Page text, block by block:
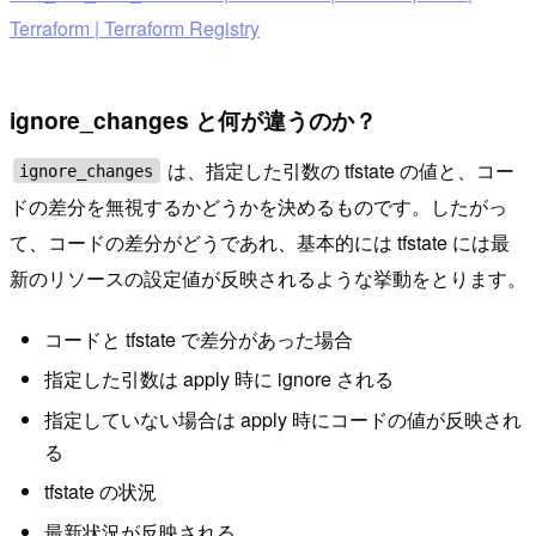
Terraform | Terraform Registry
ignore_changes と何が違うのか？
ignore_changes
は、指定した引数の tfstate の値と、コー
ドの差分を無視するかどうかを決めるものです。したがっ
て、コードの差分がどうであれ、基本的には tfstate には最
新のリソースの設定値が反映されるような挙動をとります。
コードと tfstate で差分があった場合
指定した引数は apply 時に ignore される
指定していない場合は apply 時にコードの値が反映され
る
tfstate の状況